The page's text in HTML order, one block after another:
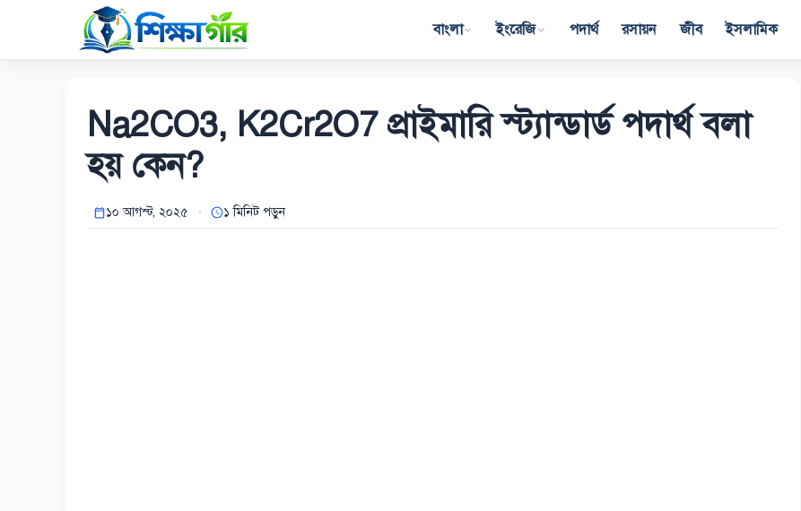
content
বাংলা ইংরেজি পদার্থ রসায়ন জীব ইসলামিক
Na2CO3, K2Cr2O7 প্রাইমারি স্ট্যান্ডার্ড পদার্থ বলা
হয় কেন?
১০ আগস্ট, ২০২৫ ১ মিনিট পড়ুন